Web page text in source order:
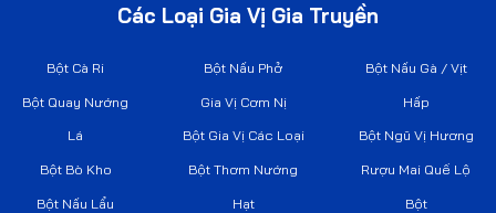
Các Loại Gia Vị Gia Truyền
Bột Cà Ri Bột Nấu Phở Bột Nấu Gà / Vịt
Bột Quay Nướng Gia Vị Cơm Nị Hấp
Lá Bột Gia Vị Các Loại Bột Ngũ Vị Hương
Bột Bò Kho Bột Thơm Nướng Rượu Mai Quế Lộ
Bột Nấu Lẩu Hạt Bột